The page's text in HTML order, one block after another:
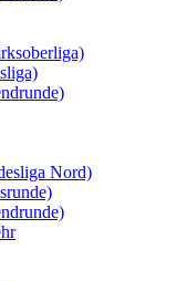
Nord)